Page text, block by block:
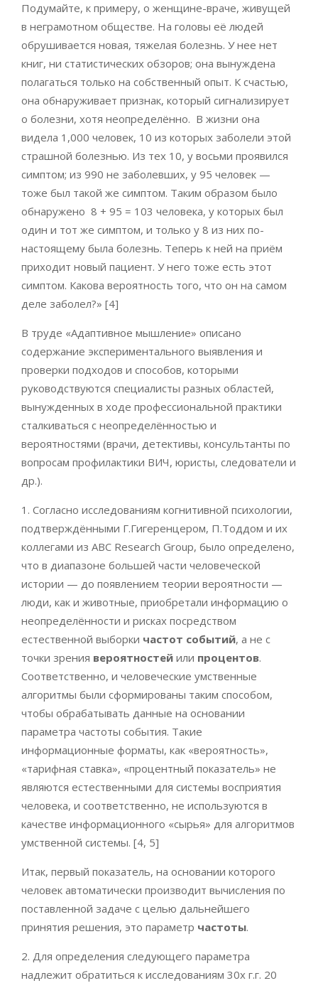
Подумайте, к примеру, о женщине-враче, живущей
в неграмотном обществе. На головы её людей
обрушивается новая, тяжелая болезнь. У нее нет
книг, ни статистических обзоров; она вынуждена
полагаться только на собственный опыт. К счастью,
она обнаруживает признак, который сигнализирует
о болезни, хотя неопределённо. В жизни она
видела 1,000 человек, 10 из которых заболели этой
страшной болезнью. Из тех 10, у восьми проявился
симптом; из 990 не заболевших, у 95 человек —
тоже был такой же симптом. Таким образом было
обнаружено 8 + 95 = 103 человека, у которых был
один и тот же симптом, и только у 8 из них по-
настоящему была болезнь. Теперь к ней на приём
приходит новый пациент. У него тоже есть этот
симптом. Какова вероятность того, что он на самом
деле заболел?» [4]
В труде «Адаптивное мышление» описано
содержание экспериментального выявления и
проверки подходов и способов, которыми
руководствуются специалисты разных областей,
вынужденных в ходе профессиональной практики
сталкиваться с неопределённостью и
вероятностями (врачи, детективы, консультанты по
вопросам профилактики ВИЧ, юристы, следователи и
др.).
1. Согласно исследованиям когнитивной психологии,
подтверждёнными Г.Гигеренцером, П.Тоддом и их
коллегами из ABC Research Group, было определено,
что в диапазоне большей части человеческой
истории — до появлением теории вероятности —
люди, как и животные, приобретали информацию о
неопределённости и рисках посредством
естественной выборки частот событий, а не с
точки зрения вероятностей или процентов.
Соответственно, и человеческие умственные
алгоритмы были сформированы таким способом,
чтобы обрабатывать данные на основании
параметра частоты события. Такие
информационные форматы, как «вероятность»,
«тарифная ставка», «процентный показатель» не
являются естественными для системы восприятия
человека, и соответственно, не используются в
качестве информационного «сырья» для алгоритмов
умственной системы. [4, 5]
Итак, первый показатель, на основании которого
человек автоматически производит вычисления по
поставленной задаче с целью дальнейшего
принятия решения, это параметр частоты.
2. Для определения следующего параметра
надлежит обратиться к исследованиям 30х г.г. 20